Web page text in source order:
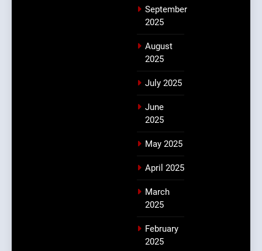
September
2025
August
2025
July 2025
June
2025
May 2025
April 2025
March
2025
February
2025